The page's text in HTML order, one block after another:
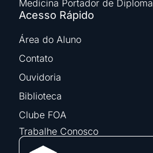
Medicina Portador de Diploma
Acesso Rápido
Área do Aluno
Contato
Ouvidoria
Biblioteca
Clube FOA
Trabalhe Conosco